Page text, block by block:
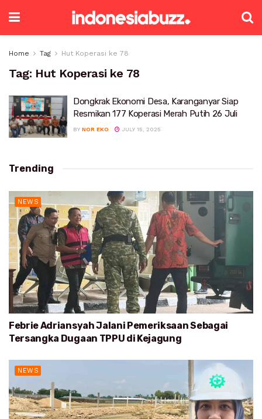
Home Tag Hut Koperasi ke 78
Tag: Hut Koperasi ke 78
Dongkrak Ekonomi Desa, Karanganyar Siap
Resmikan 177 Koperasi Merah Putih 26 Juli
BY NOR EKO JULY 15, 2025
Trending
NEWS
Febrie Adriansyah Jalani Pemeriksaan Sebagai
Tersangka Dugaan TPPU di Kejagung
NEWS